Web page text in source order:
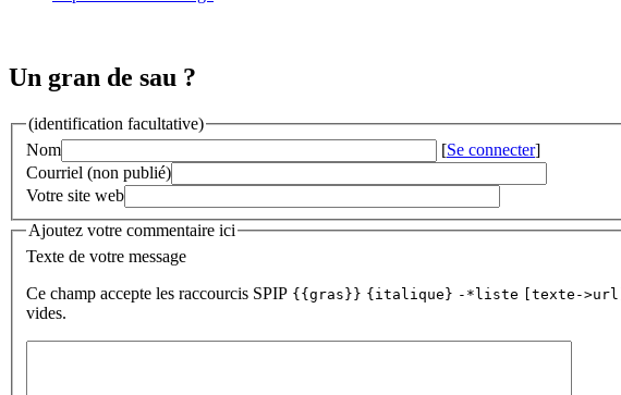
Un gran de sau ?
(identification facultative)
Nom
[Se connecter]
Courriel (non publié)
Votre site web
Ajoutez votre commentaire ici
Texte de votre message
Ce champ accepte les raccourcis SPIP {{gras}} {italique} -*liste [texte->url]
vides.